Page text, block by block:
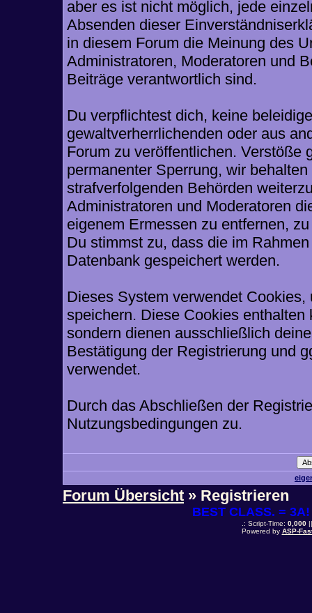
aber es ist nicht möglich, jede
Absenden dieser
in diesem Forum die Meinung des
Administratoren, Moderatoren und
Beiträge verantwortlich sind.
Du verpflichtest dich, keine
gewaltverherrlichenden oder aus
Forum zu veröffentlichen. Verstöße
permanenter Sperrung, wir
strafverfolgenden Behörden
Administratoren und Moderatoren
eigenem Ermessen zu entfernen,
Du stimmst zu, dass die im
Datenbank gespeichert werden.
Dieses System verwendet
speichern. Diese Cookies
sondern dienen ausschließlich
Bestätigung der Registrierung und
verwendet.
Durch das Abschließen der
Nutzungsbedingungen zu.
Forum Übersicht » Registrieren
BEST CLASS. =
.: Script-Time: 0,000||
Powered by ASP-